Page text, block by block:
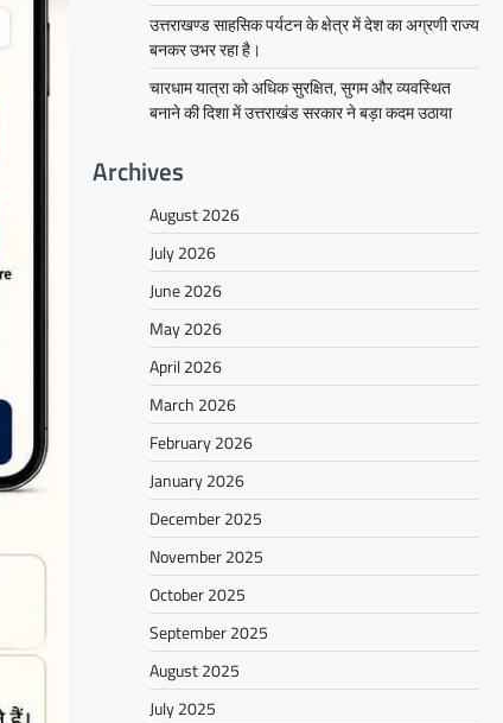
उत्तराखण्ड साहसिक पर्यटन के क्षेत्र में देश का अग्रणी राज्य
बनकर उभर रहा है।
चारधाम यात्रा को अधिक सुरक्षित, सुगम और व्यवस्थित
बनाने की दिशा में उत्तराखंड सरकार ने बड़ा कदम उठाया
Archives
August 2026
July 2026
June 2026
May 2026
April 2026
March 2026
February 2026
January 2026
December 2025
November 2025
October 2025
September 2025
August 2025
July 2025